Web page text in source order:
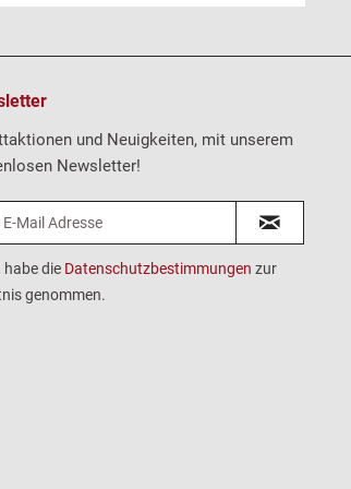
und Neuigkeiten, mit unserem
Newsletter!
habe die Datenschutzbestimmungen zur
genommen.